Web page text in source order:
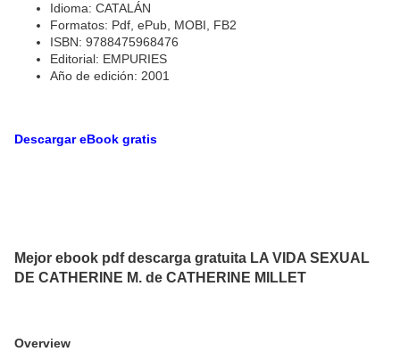
Idioma: CATALÁN
Formatos: Pdf, ePub, MOBI, FB2
ISBN: 9788475968476
Editorial: EMPURIES
Año de edición: 2001
Descargar eBook gratis
Mejor ebook pdf descarga gratuita LA VIDA SEXUAL
DE CATHERINE M. de CATHERINE MILLET
Overview